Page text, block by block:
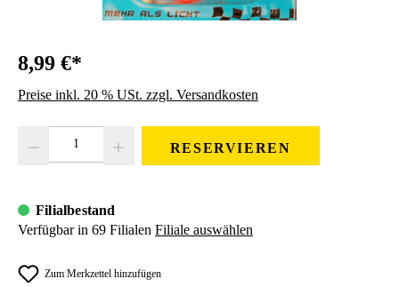
8,99 €*
Preise inkl. 20 % USt. zzgl. Versandkosten
RESERVIEREN
Filialbestand
Verfügbar in 69 Filialen Filiale auswählen
Zum Merkzettel hinzufügen